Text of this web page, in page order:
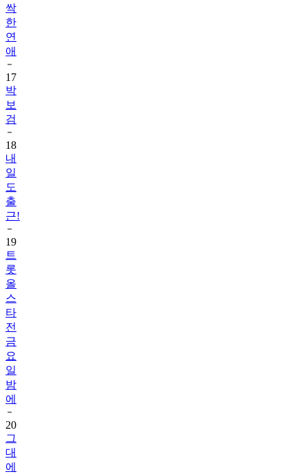
싹
한
연
애
17
박
보
검
18
내
일
도
출
근!
19
트
롯
올
스
타
전
금
요
일
밤
에
20
그
대
에